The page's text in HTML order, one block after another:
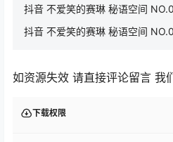
抖音 不爱笑的赛琳 秘语空间
抖音 不爱笑的赛琳 秘语空间
如资源失效 请直接评论留言 我
下载权限